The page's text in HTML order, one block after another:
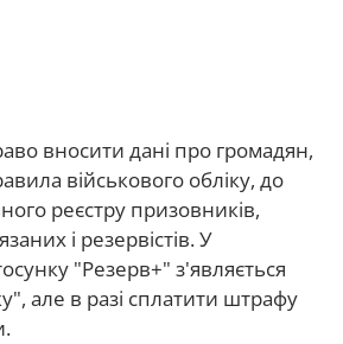
вносити дані про громадян,
військового обліку, до
реєстру призовників,
і резервістів. У
"Резерв+" з'являється
але в разі сплатити штрафу